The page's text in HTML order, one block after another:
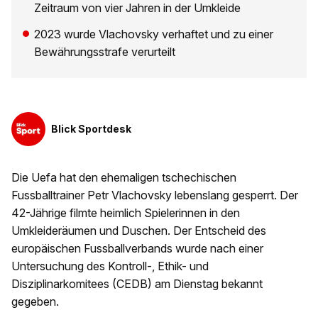
Zeitraum von vier Jahren in der Umkleide
2023 wurde Vlachovsky verhaftet und zu einer
Bewährungsstrafe verurteilt
Blick Sportdesk
Die Uefa hat den ehemaligen tschechischen
Fussballtrainer Petr Vlachovsky lebenslang gesperrt. Der
42-Jährige filmte heimlich Spielerinnen in den
Umkleideräumen und Duschen. Der Entscheid des
europäischen Fussballverbands wurde nach einer
Untersuchung des Kontroll-, Ethik- und
Disziplinarkomitees (CEDB) am Dienstag bekannt
gegeben.